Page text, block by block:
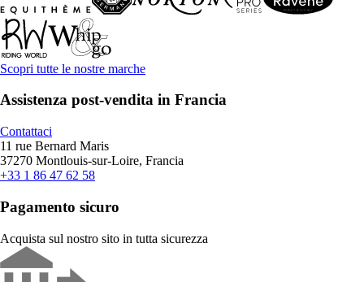
Scopri tutte le nostre marche
Assistenza post-vendita in Francia
Contattaci
11 rue Bernard Maris
37270 Montlouis-sur-Loire, Francia
+33 1 86 47 62 58
Pagamento sicuro
Acquista sul nostro sito in tutta sicurezza